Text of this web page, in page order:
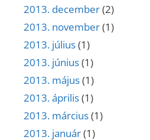
2013. december(2)
2013. november(1)
2013. július(1)
2013. június(1)
2013. május(1)
2013. április(1)
2013. március(1)
2013. január(1)